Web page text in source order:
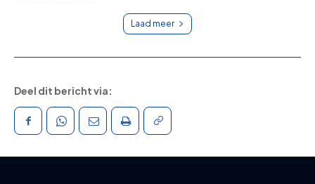
Laad meer
Deel dit bericht via: